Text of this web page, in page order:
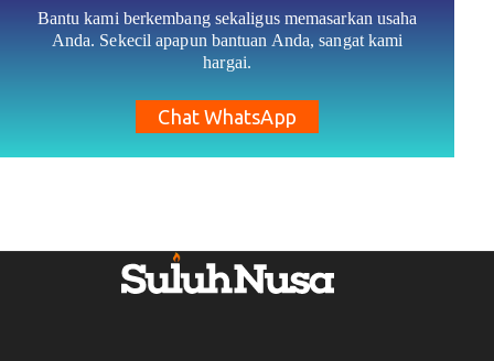
Bantu kami berkembang sekaligus memasarkan usaha
Anda. Sekecil apapun bantuan Anda, sangat kami
hargai.
Chat WhatsApp